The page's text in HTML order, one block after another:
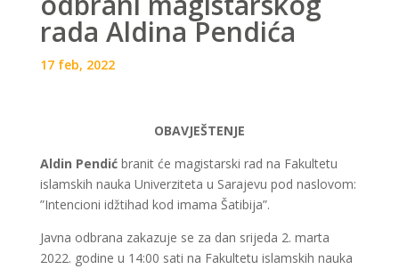
rada Aldina Pendića
17 feb, 2022
OBAVJEŠTENJE
Aldin Pendićbranit će magistarski rad na Fakultetu
islamskih nauka Univerziteta u Sarajevu pod naslovom:
”Intencioni idžtihad kod imama Šatibija”.
Javna odbrana zakazuje se za dan srijeda 2. marta
2022. godine u 14:00 sati na Fakultetu islamskih nauka